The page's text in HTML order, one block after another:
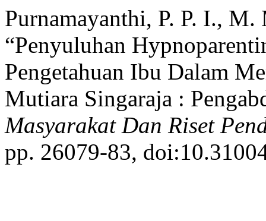
Purnamayanthi, P. P. I.,
“Penyuluhan
Pengetahuan Ibu Dalam
Mutiara Singaraja :
Masyarakat Dan Riset
pp. 26079-83,